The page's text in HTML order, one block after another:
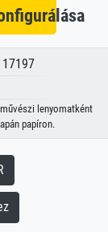
lenyomatként
papíron.